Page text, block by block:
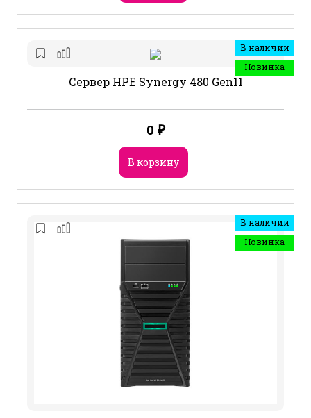
В наличии
Новинка
Сервер HPE Synergy 480 Gen11
0 ₽
В корзину
В наличии
Новинка